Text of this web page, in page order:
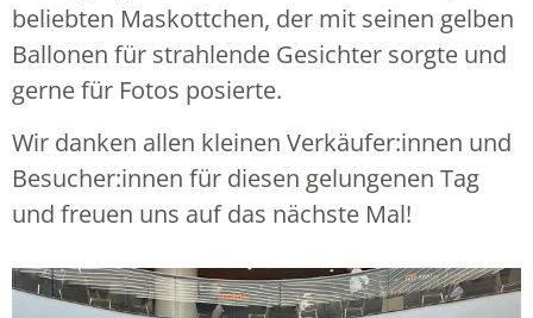
beliebten Maskottchen, der mit seinen gelben
Ballonen für strahlende Gesichter sorgte und
gerne für Fotos posierte.
Wir danken allen kleinen Verkäufer:innen und
Besucher:innen für diesen gelungenen Tag
und freuen uns auf das nächste Mal!